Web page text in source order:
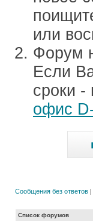
или
Форум
Если
сроки
офис
Сообщения без ответов |
Список форумов